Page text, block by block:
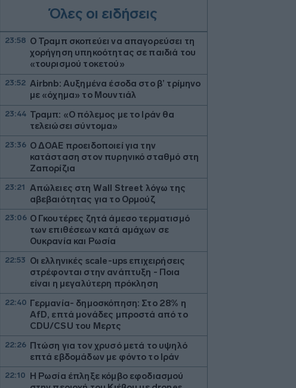
Όλες οι ειδήσεις
23:58 Ο Τραμπ σκοπεύει να απαγορεύσει τη
χορήγηση υπηκοότητας σε παιδιά του
«τουρισμού τοκετού»
23:52 Airbnb: Αυξημένα έσοδα στο β’ τρίμηνο
με «όχημα» το Μουντιάλ
23:44 Τραμπ: «Ο πόλεμος με το Ιράν θα
τελειώσει σύντομα»
23:36 Ο ΔΟΑΕ προειδοποιεί για την
κατάσταση στον πυρηνικό σταθμό στη
Ζαπορίζια
23:21
Απώλειες στη Wall Street λόγω της
αβεβαιότητας για το Ορμούζ
23:06 Ο Γκουτέρες ζητά άμεσο τερματισμό
των επιθέσεων κατά αμάχων σε
Ουκρανία και Ρωσία
22:53 Οι ελληνικές scale-ups επιχειρήσεις
στρέφονται στην ανάπτυξη - Ποια
είναι η μεγαλύτερη πρόκληση
22:40 Γερμανία- δημοσκόπηση: Στο 28% η
AfD, επτά μονάδες μπροστά από το
CDU/CSU του Μερτς
22:26 Πτώση για τον χρυσό μετά το υψηλό
επτά εβδομάδων με φόντο το Ιράν
22:10
Η Ρωσία έπληξε κόμβο εφοδιασμού